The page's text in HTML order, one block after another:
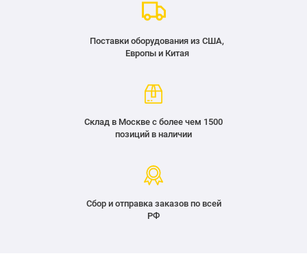
Поставки оборудования из США,
Европы и Китая
Склад в Москве с более чем 1500
позиций в наличии
Сбор и отправка заказов по всей
РФ